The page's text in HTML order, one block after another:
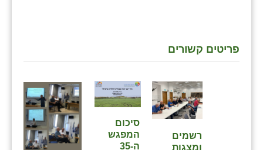
פריטים קשורים
סיכום
המפגש
ה-35
⁨רשמים
ומצגות
חמרה